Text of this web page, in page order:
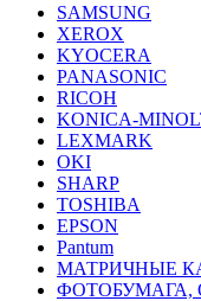
SAMSUNG
XEROX
KYOCERA
PANASONIC
RICOH
KONICA-
LEXMARK
OKI
SHARP
TOSHIBA
EPSON
Pantum
МАТРИЧНЫЕ